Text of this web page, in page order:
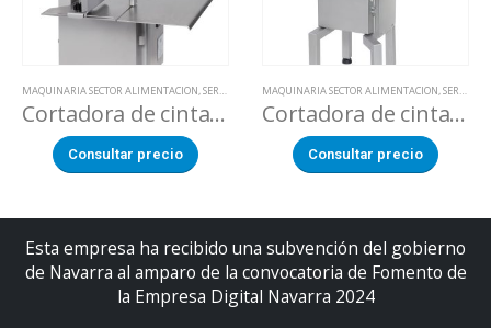
MAQUINARIA SECTOR ALIMENTACION,SERRADORAS
Cortadora de cinta de sierra trifásica BM-1800
Consultar precio
MAQUINARIA SECTOR ALIMENTACION,SERRADORAS
Cortadora de cinta de sierra trifásica BC-2800
Consultar precio
Esta empresa ha recibido una subvención del gobierno
de Navarra al amparo de la convocatoria de Fomento de
la Empresa Digital Navarra 2024